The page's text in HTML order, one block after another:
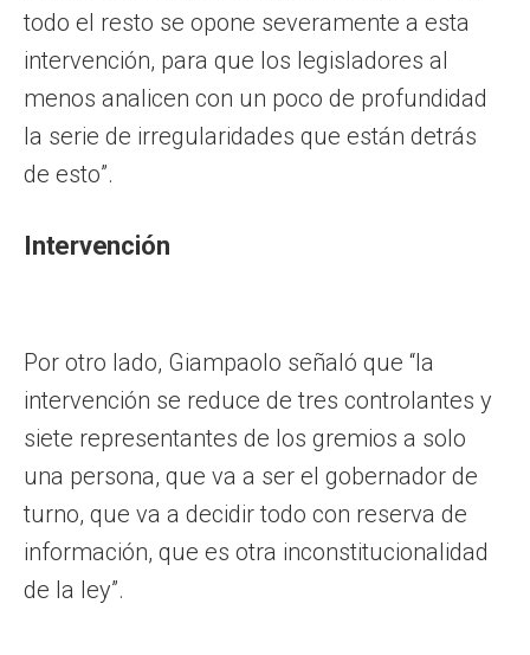
todo el resto se opone severamente a esta
intervención, para que los legisladores al
menos analicen con un poco de profundidad
la serie de irregularidades que están detrás
de esto”.
Intervención
Por otro lado, Giampaolo señaló que “la
intervención se reduce de tres controlantes y
siete representantes de los gremios a solo
una persona, que va a ser el gobernador de
turno, que va a decidir todo con reserva de
información, que es otra inconstitucionalidad
de la ley”.